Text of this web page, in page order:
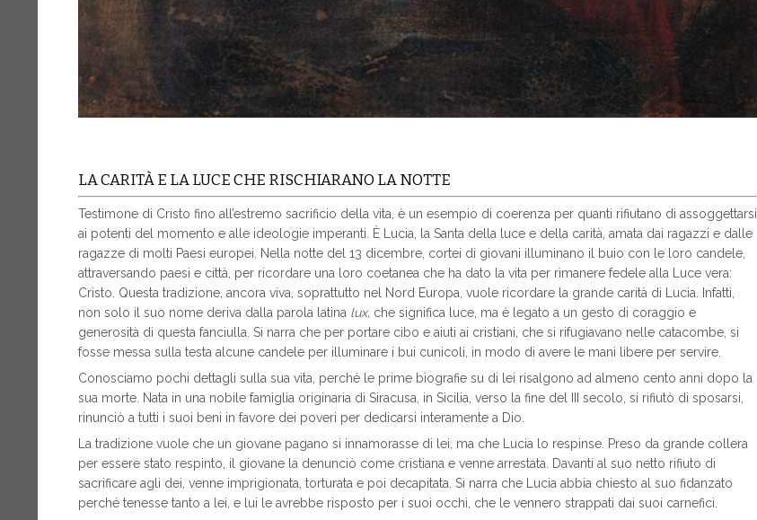
LA CARITÀ E LA LUCE CHE RISCHIARANO LA NOTTE
Testimone di Cristo fino all’estremo sacrificio della vita, è un esempio di coerenza per quanti rifiutano di assoggettarsi
ai potenti del momento e alle ideologie imperanti. È Lucia, la Santa della luce e della carità, amata dai ragazzi e dalle
ragazze di molti Paesi europei. Nella notte del 13 dicembre, cortei di giovani illuminano il buio con le loro candele,
attraversando paesi e città, per ricordare una loro coetanea che ha dato la vita per rimanere fedele alla Luce vera:
Cristo. Questa tradizione, ancora viva, soprattutto nel Nord Europa, vuole ricordare la grande carità di Lucia. Infatti,
non solo il suo nome deriva dalla parola latina lux, che significa luce, ma è legato a un gesto di coraggio e
generosità di questa fanciulla. Si narra che per portare cibo e aiuti ai cristiani, che si rifugiavano nelle catacombe, si
fosse messa sulla testa alcune candele per illuminare i bui cunicoli, in modo di avere le mani libere per servire.
Conosciamo pochi dettagli sulla sua vita, perché le prime biografie su di lei risalgono ad almeno cento anni dopo la
sua morte. Nata in una nobile famiglia originaria di Siracusa, in Sicilia, verso la fine del III secolo, si rifiutò di sposarsi,
rinunciò a tutti i suoi beni in favore dei poveri per dedicarsi interamente a Dio.
La tradizione vuole che un giovane pagano si innamorasse di lei, ma che Lucia lo respinse. Preso da grande collera
per essere stato respinto, il giovane la denunciò come cristiana e venne arrestata. Davanti al suo netto rifiuto di
sacrificare agli dei, venne imprigionata, torturata e poi decapitata. Si narra che Lucia abbia chiesto al suo fidanzato
perché tenesse tanto a lei, e lui le avrebbe risposto per i suoi occhi, che le vennero strappati dai suoi carnefici.